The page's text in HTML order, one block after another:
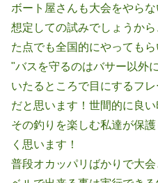
ボート屋さんも大会をやら
想定しての試みでしょうか
た点でも全国的にやってもら
"バスを守るのはバサー以外
いたるところで目にするフ
だと思います！世間的に良
その釣りを楽しむ私達が保
く思います！
普段オカッパリばかりで大